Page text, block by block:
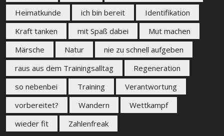
Heimatkunde
ich bin bereit
Identifikation
Kraft tanken
mit Spaß dabei
Mut machen
Märsche
Natur
nie zu schnell aufgeben
raus aus dem Trainingsalltag
Regeneration
so nebenbei
Training
Verantwortung
vorbereitet?
Wandern
Wettkampf
wieder fit
Zahlenfreak